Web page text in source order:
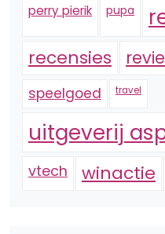
perry pierik pupa
recensies
speelgoed travel
uitgeverij
vtech winactie